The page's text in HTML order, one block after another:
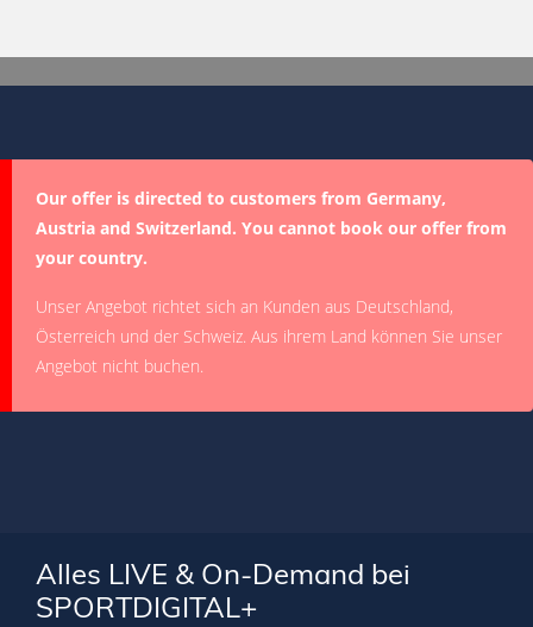
Our offer is directed to customers from Germany,
Austria and Switzerland. You cannot book our offer from
your country.
Unser Angebot richtet sich an Kunden aus Deutschland,
Österreich und der Schweiz. Aus ihrem Land können Sie unser
Angebot nicht buchen.
Alles LIVE & On-Demand bei
SPORTDIGITAL+